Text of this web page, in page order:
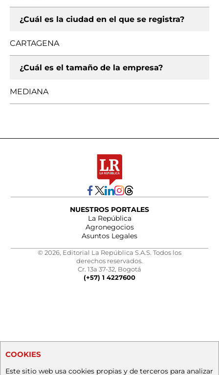
¿Cuál es la ciudad en el que se registra?
CARTAGENA
¿Cuál es el tamaño de la empresa?
MEDIANA
NUESTROS PORTALES
La República
Agronegocios
Asuntos Legales
© 2026, Editorial La República S.A.S. Todos los
derechos reservados.
Cr. 13a 37-32, Bogotá
(+57) 1 4227600
COOKIES
Este sitio web usa cookies propias y de terceros para analizar